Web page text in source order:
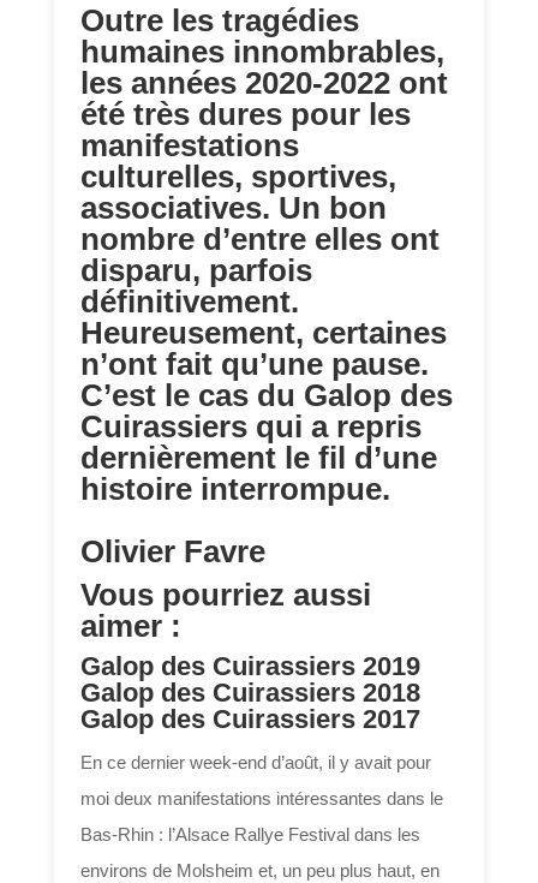
Outre les tragédies
humaines innombrables,
les années 2020-2022 ont
été très dures pour les
manifestations
culturelles, sportives,
associatives. Un bon
nombre d’entre elles ont
disparu, parfois
définitivement.
Heureusement, certaines
n’ont fait qu’une pause.
C’est le cas du Galop des
Cuirassiers qui a repris
dernièrement le fil d’une
histoire interrompue.
Olivier Favre
Vous pourriez aussi
aimer :
Galop des Cuirassiers 2019
Galop des Cuirassiers 2018
Galop des Cuirassiers 2017
En ce dernier week-end d’août, il y avait pour
moi deux manifestations intéressantes dans le
Bas-Rhin : l’Alsace Rallye Festival dans les
environs de Molsheim et, un peu plus haut, en